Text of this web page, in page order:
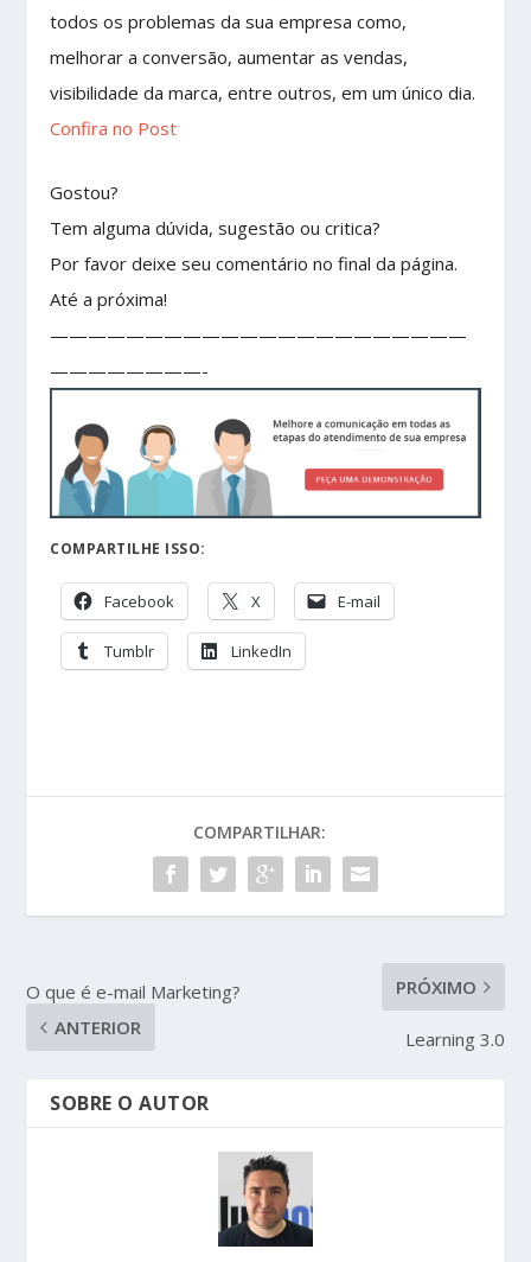
todos os problemas da sua empresa como,
melhorar a conversão, aumentar as vendas,
visibilidade da marca, entre outros, em um único dia.
Confira no Post
Gostou?
Tem alguma dúvida, sugestão ou critica?
Por favor deixe seu comentário no final da página.
Até a próxima!
——————————————————————
————————-
COMPARTILHE ISSO:
Facebook X E-mail
Tumblr LinkedIn
COMPARTILHAR:
O que é e-mail Marketing?
ANTERIOR
PRÓXIMO
Learning 3.0
SOBRE O AUTOR